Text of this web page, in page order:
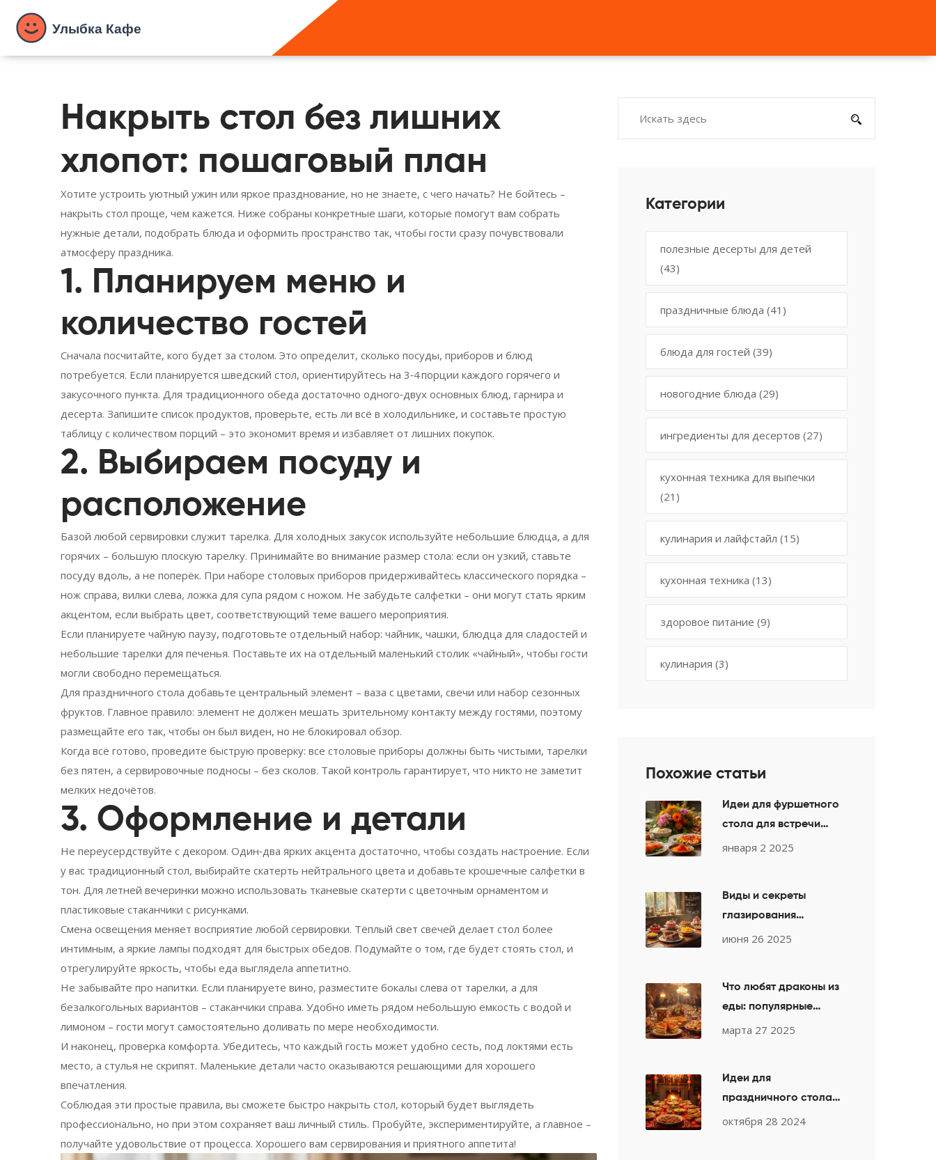
Накрыть стол без лишних
хлопот: пошаговый план
Хотите устроить уютный ужин или яркое празднование, но не знаете, с чего начать? Не бойтесь –
накрыть стол проще, чем кажется. Ниже собраны конкретные шаги, которые помогут вам собрать
нужные детали, подобрать блюда и оформить пространство так, чтобы гости сразу почувствовали
атмосферу праздника.
1. Планируем меню и
количество гостей
Сначала посчитайте, кого будет за столом. Это определит, сколько посуды, приборов и блюд
потребуется. Если планируется шведский стол, ориентируйтесь на 3‑4 порции каждого горячего и
закусочного пункта. Для традиционного обеда достаточно одного‑двух основных блюд, гарнира и
десерта. Запишите список продуктов, проверьте, есть ли всё в холодильнике, и составьте простую
таблицу с количеством порций – это экономит время и избавляет от лишних покупок.
2. Выбираем посуду и
расположение
Базой любой сервировки служит тарелка. Для холодных закусок используйте небольшие блюдца, а для
горячих – большую плоскую тарелку. Принимайте во внимание размер стола: если он узкий, ставьте
посуду вдоль, а не поперёк. При наборе столовых приборов придерживайтесь классического порядка –
нож справа, вилки слева, ложка для супа рядом с ножом. Не забудьте салфетки – они могут стать ярким
акцентом, если выбрать цвет, соответствующий теме вашего мероприятия.
Если планируете чайную паузу, подготовьте отдельный набор: чайник, чашки, блюдца для сладостей и
небольшие тарелки для печенья. Поставьте их на отдельный маленький столик «чайный», чтобы гости
могли свободно перемещаться.
Для праздничного стола добавьте центральный элемент – ваза с цветами, свечи или набор сезонных
фруктов. Главное правило: элемент не должен мешать зрительному контакту между гостями, поэтому
размещайте его так, чтобы он был виден, но не блокировал обзор.
Когда всё готово, проведите быструю проверку: все столовые приборы должны быть чистыми, тарелки
без пятен, а сервировочные подносы – без сколов. Такой контроль гарантирует, что никто не заметит
мелких недочётов.
3. Оформление и детали
Не переусердствуйте с декором. Один‑два ярких акцента достаточно, чтобы создать настроение. Если
у вас традиционный стол, выбирайте скатерть нейтрального цвета и добавьте крошечные салфетки в
тон. Для летней вечеринки можно использовать тканевые скатерти с цветочным орнаментом и
пластиковые стаканчики с рисунками.
Смена освещения меняет восприятие любой сервировки. Тёплый свет свечей делает стол более
интимным, а яркие лампы подходят для быстрых обедов. Подумайте о том, где будет стоять стол, и
отрегулируйте яркость, чтобы еда выглядела аппетитно.
Не забывайте про напитки. Если планируете вино, разместите бокалы слева от тарелки, а для
безалкогольных вариантов – стаканчики справа. Удобно иметь рядом небольшую емкость с водой и
лимоном – гости могут самостоятельно доливать по мере необходимости.
И наконец, проверка комфорта. Убедитесь, что каждый гость может удобно сесть, под локтями есть
место, а стулья не скрипят. Маленькие детали часто оказываются решающими для хорошего
впечатления.
Соблюдая эти простые правила, вы сможете быстро накрыть стол, который будет выглядеть
профессионально, но при этом сохраняет ваш личный стиль. Пробуйте, экспериментируйте, а главное –
получайте удовольствие от процесса. Хорошего вам сервирования и приятного аппетита!
Категории
полезные десерты для детей
(43)
праздничные блюда (41)
блюда для гостей (39)
новогодние блюда (29)
ингредиенты для десертов (27)
кухонная техника для выпечки
(21)
кулинария и лайфстайл (15)
кухонная техника (13)
здоровое питание (9)
кулинария (3)
Похожие статьи
Идеи для фуршетного
стола для встречи
гостей на выходных
января 2 2025
Виды и секреты
глазирования
кондитерских изделий:
июня 26 2025
Что любят драконы из
еды: популярные
блюда на Новый год
марта 27 2025
Идеи для
праздничного стола
на 2024 год: Год
октября 28 2024